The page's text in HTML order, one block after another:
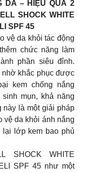
DA – HIỆU QUẢ 2
SHOCK WHITE
SPF 45
vệ da khỏi tác động
chức năng làm
phần siêu đỉnh.
khắc phục được
kem chống nắng
mụn, khả năng
này là một giải pháp
vệ da khỏi ánh nắng
lớp kem bao phủ
SHOCK WHITE
SPF 45 như một